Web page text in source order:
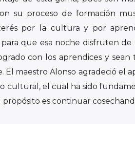
de esta gama, pues son
su proceso de formación
por la cultura y por
que esa noche disfruten
con los aprendices y
El maestro Alonso agradeció el
cultural, el cual ha sido
propósito es continuar